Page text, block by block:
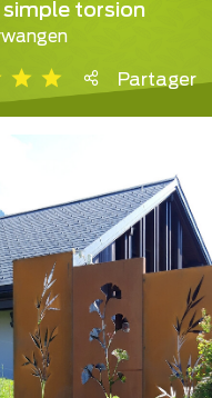
simple torsion
Partager